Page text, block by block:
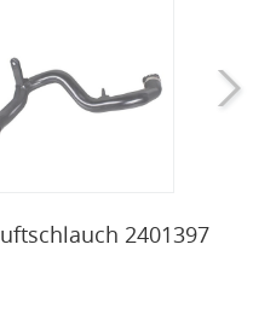
2401397